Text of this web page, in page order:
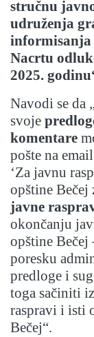
stručnu
udruženja
informisanja
Nacrtu
2025.
Navodi se da
svoje
komentare
pošte na email
‘Za javnu
opštine Bečej
javne
okončanju
opštine
poresku
predloge i
toga sačiniti
raspravi i isti
Bečej“.